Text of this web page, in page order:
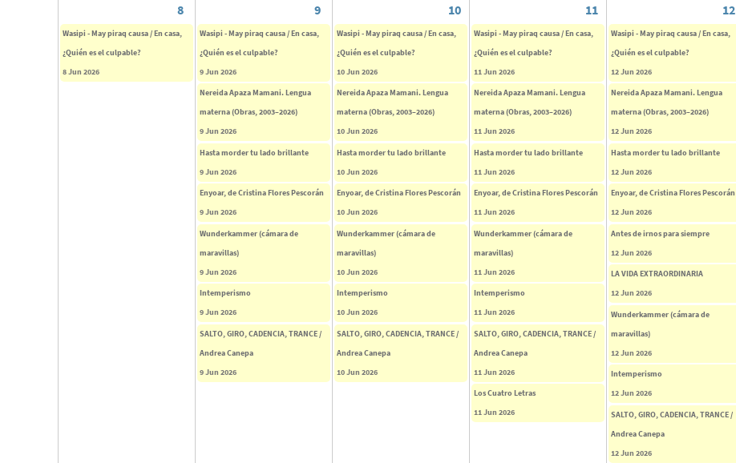
8 9 10 11 12
Wasipi - May piraq causa / En casa,
¿Quién es el culpable?
8 Jun 2026
Wasipi - May piraq causa / En casa,
¿Quién es el culpable?
9 Jun 2026
Nereida Apaza Mamani. Lengua
materna (Obras, 2003–2026)
9 Jun 2026
Hasta morder tu lado brillante
9 Jun 2026
Enyoar, de Cristina Flores Pescorán
9 Jun 2026
Wunderkammer (cámara de
maravillas)
9 Jun 2026
Intemperismo
9 Jun 2026
SALTO, GIRO, CADENCIA, TRANCE /
Andrea Canepa
9 Jun 2026
Wasipi - May piraq causa / En casa,
¿Quién es el culpable?
10 Jun 2026
Nereida Apaza Mamani. Lengua
materna (Obras, 2003–2026)
10 Jun 2026
Hasta morder tu lado brillante
10 Jun 2026
Enyoar, de Cristina Flores Pescorán
10 Jun 2026
Wunderkammer (cámara de
maravillas)
10 Jun 2026
Intemperismo
10 Jun 2026
SALTO, GIRO, CADENCIA, TRANCE /
Andrea Canepa
10 Jun 2026
Wasipi - May piraq causa / En casa,
¿Quién es el culpable?
11 Jun 2026
Nereida Apaza Mamani. Lengua
materna (Obras, 2003–2026)
11 Jun 2026
Hasta morder tu lado brillante
11 Jun 2026
Enyoar, de Cristina Flores Pescorán
11 Jun 2026
Wunderkammer (cámara de
maravillas)
11 Jun 2026
Intemperismo
11 Jun 2026
SALTO, GIRO, CADENCIA, TRANCE /
Andrea Canepa
11 Jun 2026
Los Cuatro Letras
11 Jun 2026
Wasipi - May piraq causa / En casa,
¿Quién es el culpable?
12 Jun 2026
Nereida Apaza Mamani. Lengua
materna (Obras, 2003–2026)
12 Jun 2026
Hasta morder tu lado brillante
12 Jun 2026
Enyoar, de Cristina Flores Pescorán
12 Jun 2026
Antes de irnos para siempre
12 Jun 2026
LA VIDA EXTRAORDINARIA
12 Jun 2026
Wunderkammer (cámara de
maravillas)
12 Jun 2026
Intemperismo
12 Jun 2026
SALTO, GIRO, CADENCIA, TRANCE /
Andrea Canepa
12 Jun 2026